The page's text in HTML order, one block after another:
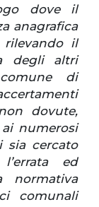
dove il
anagrafica
il
degli altri
di
dovute,
numerosi
sia cercato
ed
normativa
comunali